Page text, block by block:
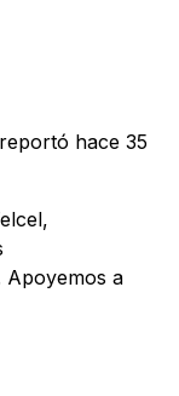
hace 35
Apoyemos a